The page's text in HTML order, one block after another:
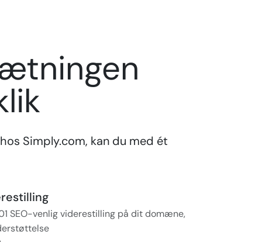
Simply.com, kan du med ét
SEO-venlig viderestilling på dit domæne,